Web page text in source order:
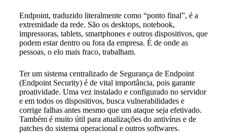
Endpoint, traduzido literalmente como “ponto final”, é a
extremidade da rede. São os desktops, notebook,
impressoras, tablets, smartphones e outros dispositivos, que
podem estar dentro ou fora da empresa. É de onde as
pessoas, o elo mais fraco, trabalham.
Ter um sistema centralizado de Segurança de Endpoint
(Endpoint Security) é de vital importância, pois garante
proatividade. Uma vez instalado e configurado no servidor
e em todos os dispositivos, busca vulnerabilidades e
corrige falhas antes mesmo que um ataque seja efetivado.
Também é muito útil para atualizações do antivírus e de
patches do sistema operacional e outros softwares.